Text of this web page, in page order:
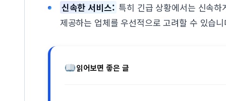
신속한 서비스: 특히 긴급 상황에서는 신속
제공하는 업체를 우선적으로 고려할 수 있습
읽어보면 좋은 글